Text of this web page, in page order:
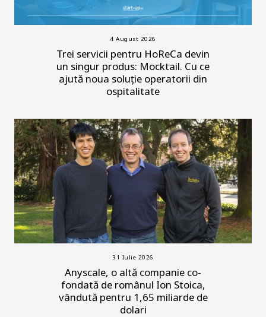
4 August 2026
Trei servicii pentru HoReCa devin
un singur produs: Mocktail. Cu ce
ajută noua soluție operatorii din
ospitalitate
31 Iulie 2026
Anyscale, o altă companie co-
fondată de românul Ion Stoica,
vândută pentru 1,65 miliarde de
dolari